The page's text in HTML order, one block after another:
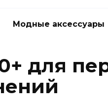
Модные аксессуары
для